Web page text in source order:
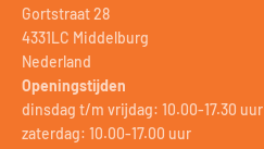
Gortstraat 28
4331LC Middelburg
Nederland
Openingstijden
dinsdag t/m vrijdag: 10.00-17.30 uur
zaterdag: 10.00-17.00 uur